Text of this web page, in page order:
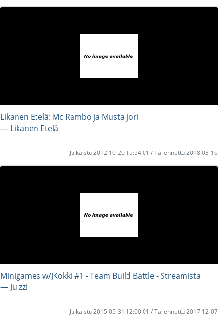
Likanen Etelä: Mc Rambo ja Musta jori
― Likanen Etelä
Julkaistu 2012-10-20 15:54:01 / Tallennettu 2018-03-16
Minigames w/JKokki #1 - Team Build Battle - Streamista
― Juizzi
Julkaistu 2015-05-31 12:00:01 / Tallennettu 2017-12-07